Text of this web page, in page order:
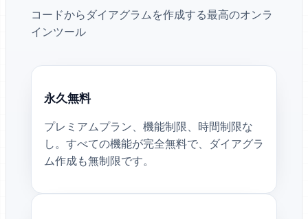
コードからダイアグラムを作成する最高のオンラ
インツール
永久無料
プレミアムプラン、機能制限、時間制限な
し。すべての機能が完全無料で、ダイアグラ
ム作成も無制限です。